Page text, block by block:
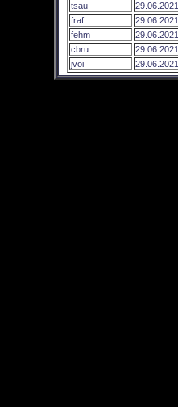
tsau
29.06.2021
fraf
29.06.2021
fehm
29.06.2021
cbru
29.06.2021
jvoi
29.06.2021